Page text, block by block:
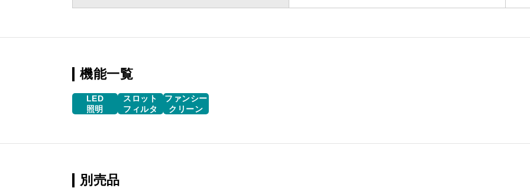
機能一覧
LED
照明
スロット
フィルタ
ファンシー
クリーン
別売品